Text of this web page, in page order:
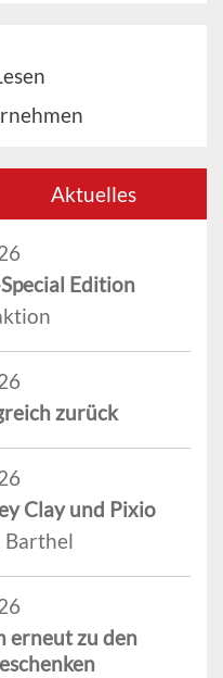
Aktuelles
Edition
zurück
Clay und Pixio
erneut zu den